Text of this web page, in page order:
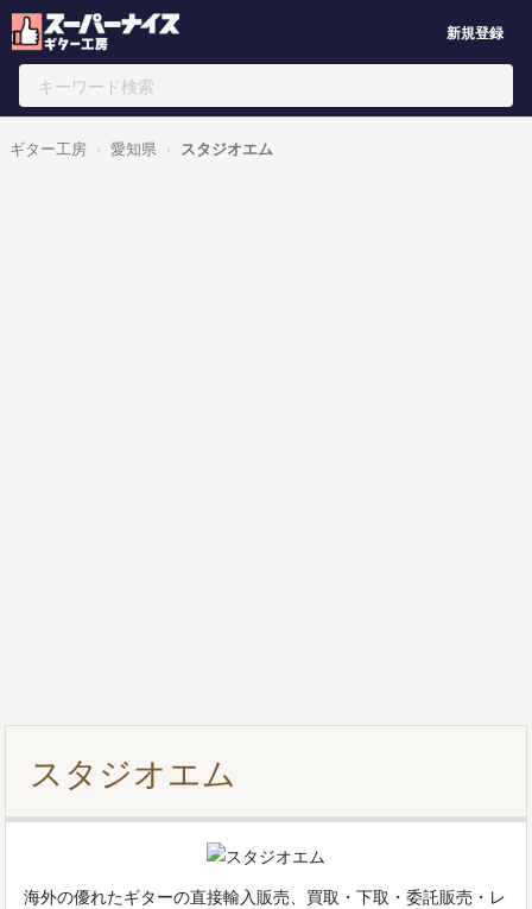
新規登録
ギター工房 愛知県 スタジオエム
スタジオエム
海外の優れたギターの直接輸入販売、買取・下取・委託販売・レ